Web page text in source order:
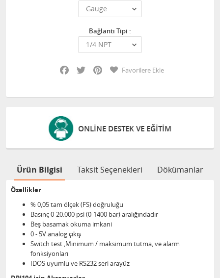
Bağlantı Tipi :
Facebook
Twitter PinterestFavorilere Ekle
ONLINE DESTEK VE EĞITIM
Ürün Bilgisi Taksit Seçenekleri Dökümanlar
Özellikler
% 0,05 tam ölçek (FS) doğruluğu
Basınç 0-20.000 psi (0-1400 bar) aralığındadır
Beş basamak okuma imkani
0 - 5V analog çıkış
Switch test ,Minimum / maksimum tutma, ve alarm
fonksiyonları
IDOS uyumlu ve RS232 seri arayüz